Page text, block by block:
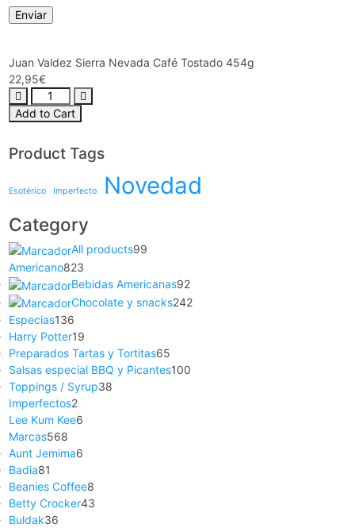
Juan Valdez Sierra Nevada Café Tostado 454g
22,95€
Add to Cart
Product Tags
Esotérico Imperfecto Novedad
Category
All products99
Americano823
Bebidas Americanas92
Chocolate y snacks242
Especias136
Harry Potter19
Preparados Tartas y Tortitas65
Salsas especial BBQ y Picantes100
Toppings / Syrup38
Imperfectos2
Lee Kum Kee6
Marcas568
Aunt Jemima6
Badia81
Beanies Coffee8
Betty Crocker43
Buldak36